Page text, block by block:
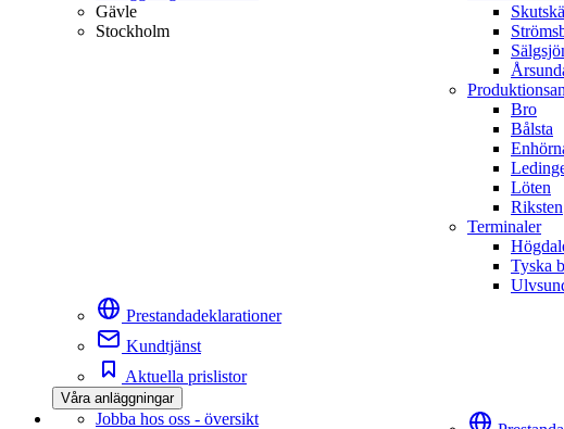
Gävle
Stockholm
Bro
Bålsta
Löten
Riksten
Terminaler
Tyska
Prestandadeklarationer
Kundtjänst
Aktuella prislistor
Våra anläggningar
Jobba hos oss - översikt